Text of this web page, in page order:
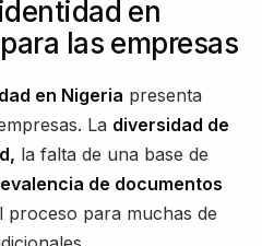
en
las empresas
en Nigeria presenta
La diversidad de
la falta de una base de
de documentos
proceso para muchas de